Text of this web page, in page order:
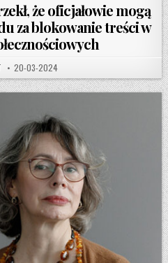
że oficjałowie mogą
za blokowanie treści w
PUBLISHED DATE:
20-03-2024